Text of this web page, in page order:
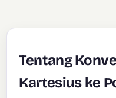
Tentang
Kartesius ke